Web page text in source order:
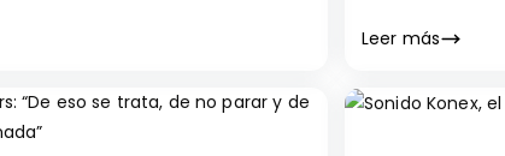
Leer más